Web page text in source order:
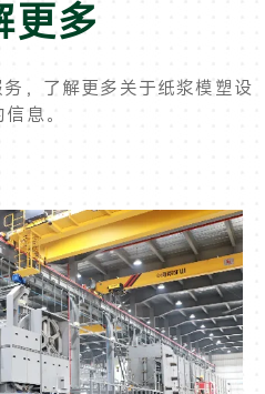
更多
，了解更多关于纸浆模塑设
息。